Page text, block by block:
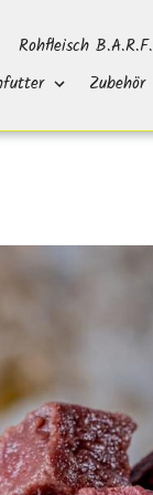
Rohfleisch B.A.R.F.
Zubehör